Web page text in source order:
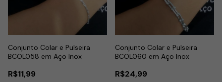
Conjunto Colar e Pulseira
BCOL058 em Aço Inox
R$11,99
Conjunto Colar e Pulseira
BCOL060 em Aço Inox
R$24,99